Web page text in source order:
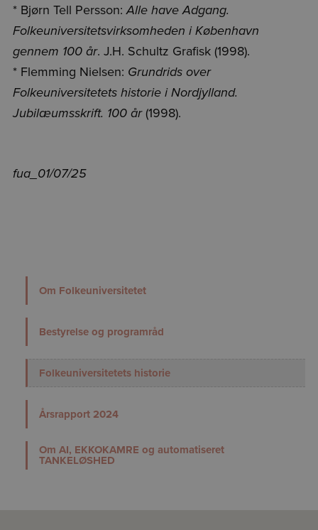
* Bjørn Tell Persson:Alle have Adgang.
Folkeuniversitetsvirksomheden i København
gennem 100 år. J.H. Schultz Grafisk (1998).
* Flemming Nielsen: Grundrids over
Folkeuniversitetets historie i Nordjylland.
Jubilæumsskrift. 100 år(1998).
fua_01/07/25
Om Folkeuniversitetet
Bestyrelse og programråd
Folkeuniversitetets historie
Årsrapport 2024
Om AI, EKKOKAMRE og automatiseret
TANKELØSHED